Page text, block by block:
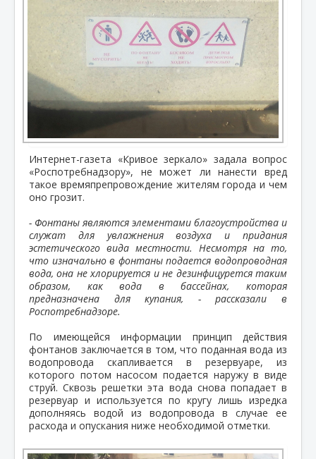
Интернет-газета «Кривое зеркало» задала вопрос
«Роспотребнадзору», не может ли нанести вред
такое времяпрепровождение жителям города и чем
оно грозит.
- Фонтаны являются элементами благоустройства и
служат для увлажнения воздуха и придания
эстетического вида местности. Несмотря на то,
что изначально в фонтаны подается водопроводная
вода, она не хлорируется и не дезинфицурется таким
образом, как вода в бассейнах, которая
предназначена для купания, - рассказали в
Роспотребнадзоре.
По имеющейся информации принцип действия
фонтанов заключается в том, что поданная вода из
водопровода скапливается в резервуаре, из
которого потом насосом подается наружу в виде
струй. Сквозь решетки эта вода снова попадает в
резервуар и используется по кругу лишь изредка
дополняясь водой из водопровода в случае ее
расхода и опускания ниже необходимой отметки.